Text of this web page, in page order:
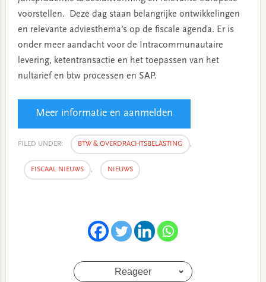
voorstellen. Deze dag staan belangrijke ontwikkelingen
en relevante adviesthema’s op de fiscale agenda. Er is
onder meer aandacht voor de Intracommunautaire
levering, ketentransactie en het toepassen van het
nultarief en btw processen en SAP.
Meer informatie en aanmelden
FILED UNDER: BTW & OVERDRACHTSBELASTING ,
FISCAAL NIEUWS , NIEUWS
Reageer